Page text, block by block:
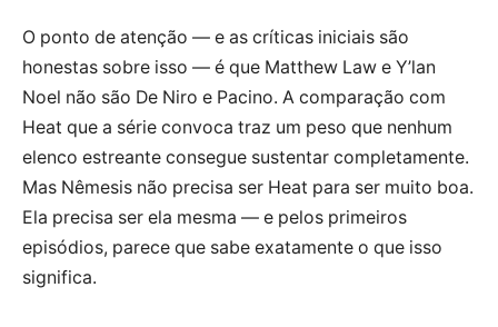
O ponto de atenção — e as críticas iniciais são
honestas sobre isso — é que Matthew Law e Y’lan
Noel não são De Niro e Pacino. A comparação com
Heat que a série convoca traz um peso que nenhum
elenco estreante consegue sustentar completamente.
Mas Nêmesis não precisa ser Heat para ser muito boa.
Ela precisa ser ela mesma — e pelos primeiros
episódios, parece que sabe exatamente o que isso
significa.